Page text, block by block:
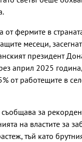
от фермите в
месеци,
президент
април 2025
от работещите в
за
на властите за
тъй като